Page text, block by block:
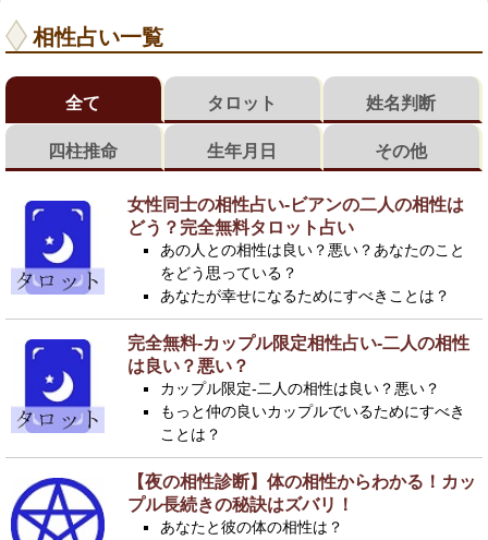
相性占い一覧
全て タロット 姓名判断
四柱推命 生年月日 その他
女性同士の相性占い-ビアンの二人の相性は
どう？完全無料タロット占い
あの人との相性は良い？悪い？あなたのこと
をどう思っている？
あなたが幸せになるためにすべきことは？
完全無料-カップル限定相性占い-二人の相性
は良い？悪い？
カップル限定-二人の相性は良い？悪い？
もっと仲の良いカップルでいるためにすべき
ことは？
【夜の相性診断】体の相性からわかる！カッ
プル長続きの秘訣はズバリ！
あなたと彼の体の相性は？